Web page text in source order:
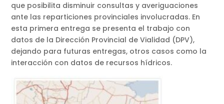
que posibilita disminuir consultas y averiguaciones
ante las reparticiones provinciales involucradas. En
esta primera entrega se presenta el trabajo con
datos de la Dirección Provincial de Vialidad (DPV),
dejando para futuras entregas, otros casos como la
interacción con datos de recursos hídricos.